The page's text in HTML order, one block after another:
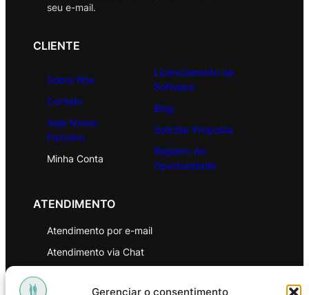
Gerenciar o consentimento
seu e-mail.
CLIENTE
Sobre Nós
Contato
Seja Nosso
Parceiro
Minha Conta
Licenciamento de
Software
Blog
Solicitar Proposta
Registro de
Oportunidade
ATENDIMENTO
Atendimento por e-mail
Atendimento via Chat